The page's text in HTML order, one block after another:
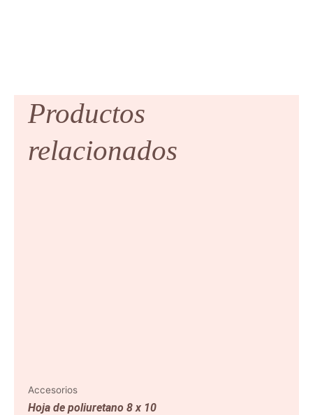
Productos
relacionados
Accesorios
Hoja de poliuretano 8 x 10